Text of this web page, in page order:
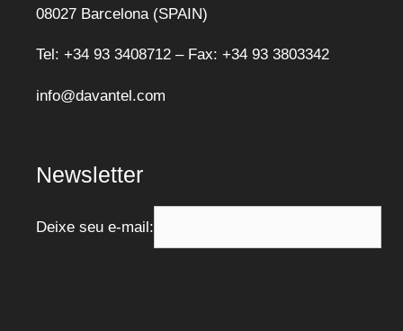
08027 Barcelona (SPAIN)
Tel: +34 93 3408712 – Fax: +34 93 3803342
info@davantel.com
Newsletter
Deixe seu e-mail: